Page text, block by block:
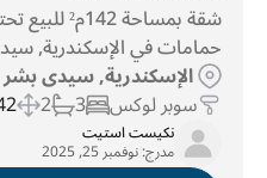
حمامات في الإسكندرية,
الإسكندرية, سيدى
سوبر لوكس 3
2
m
نكيست استيت
مدرج:نوفمبر 25, 2025